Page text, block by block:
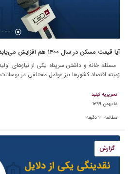
آیا قیمت مسکن در سال ۱۴۰۰ هم افزایش می‌یابد؟
مسئله خانه و داشتن سرپناه یکی از نیازهای
زمینه اقتصاد کشورها نیز عوامل مختلفی در
تحریریه کیلید
۱۸ بهمن ۱۳۹۹
مطالعه: ۳ دقیقه
گزارش